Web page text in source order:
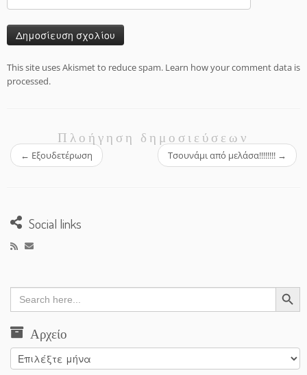
This site uses Akismet to reduce spam. Learn how your comment data is
processed.
Πλοήγηση δημοσιεύσεων
← Εξουδετέρωση Τσουνάμι από μελάσα!!!!!!!! →
Social links
Search
for:
Search Button
Αρχείο
Αρχείο